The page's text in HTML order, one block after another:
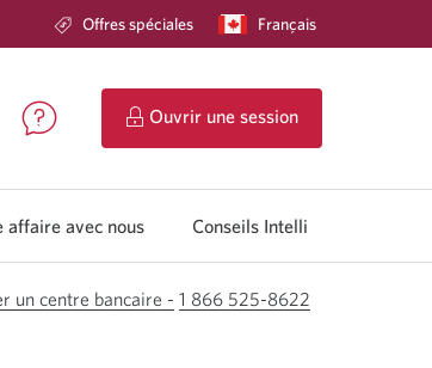
Offres spéciales
Langue
Français
s'affichera.
Emplacements.
Une
fenêtre
Ouvrir une session
de
en
CIBC.
affaire avec nous Conseils Intelli
un centre bancaire - 1 866 525-8622